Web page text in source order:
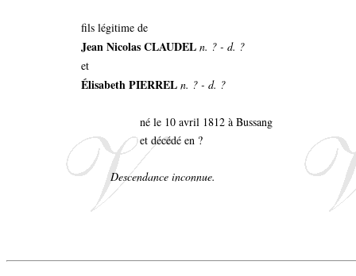
fils légitime de
Jean Nicolas CLAUDEL n. ? - d. ?
et
Élisabeth PIERREL n. ? - d. ?
né le 10 avril 1812 à Bussang
et décédé en ?
Descendance inconnue.